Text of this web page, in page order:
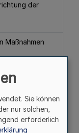
der
Maßnahmen
der
Sie können
nur solchen,
erforderlich